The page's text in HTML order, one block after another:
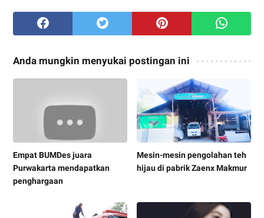
Anda mungkin menyukai postingan ini
Empat BUMDes juara
Purwakarta mendapatkan
penghargaan
Mesin-mesin pengolahan teh
hijau di pabrik Zaenx Makmur